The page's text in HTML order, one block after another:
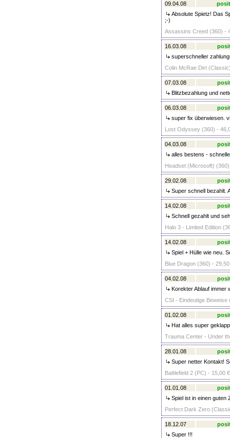
09.04.08
Absolute Spietz! Das
;-)
Assassins Creed (360) -
16.03.08
superschneller
Colin McRae Dirt
07.03.08
Blitzbezahlung und
06.03.08
super fix überwiesen.
Lost Odyssey (360) -
04.03.08
alles bestens -
Headset (Microsoft)
29.02.08
Super schnell bezahlt.
14.02.08
Schnell gezahlt und
Halo 3 - Limited Edition
14.02.08
Spiel + Hülle wie neu.
Blue Dragon (360) -
04.02.08
Korekter Ablauf immer
CSI - Eindeutige Beweise
01.02.08
Hat alles super
Trauma Center - Under
28.01.08
Super netter Kontakt!
Battlefield 2 (PC) - 15,00 €
01.01.08
Spiel ist in einen guten
Perfect Dark Zero
18.12.07
Super !!!